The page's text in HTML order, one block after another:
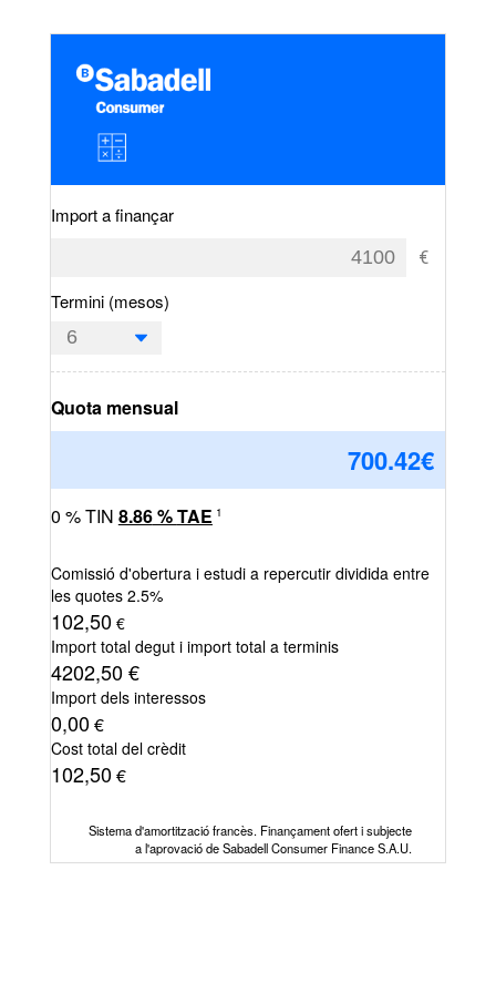
Import a finançar
Termini (mesos)
Comissió d'obertura i estudi a repercutir dividida entre
les quotes 2.5%
102,50€
Import total degut i import total a terminis
4202,50€
Import dels interessos
0,00€
Cost total del crèdit
102,50€
Quota mensual
700.42€
0 % TIN 8.86%TAE 1
Sistema d'amortització francès. Finançament ofert i subjecte
a l'aprovació de Sabadell Consumer Finance S.A.U.